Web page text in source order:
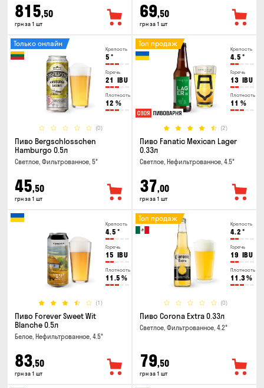
815,50
грн за 1 шт
69,50
грн за 1 шт
Крепость
5 °
Горечь
21 IBU
Плотность
12 %
(0)
Только онлайн
Пиво Bergschlosschen
Hamburgo 0.5л
Светлое, Фильтрованное, 5°
45,50
грн за 1 шт
Крепость
4.5 °
Горечь
13 IBU
Плотность
11 %
(2)
Топ продаж
Пиво Fanatic Mexican Lager
0.33л
Светлое, Нефильтрованное, 4.5°
37,00
грн за 1 шт
Крепость
4.5 °
Горечь
15 IBU
Плотность
11.5 %
(1)
Пиво Forever Sweet Wit
Blanche 0.5л
Белое, Нефильтрованное, 4.5°
83,50
грн за 1 шт
Крепость
4.2 °
Горечь
19 IBU
Плотность
11.3%
(0)
Топ продаж
Пиво Corona Extra 0.33л
Светлое, Фильтрованное, 4.2°
79,50
грн за 1 шт